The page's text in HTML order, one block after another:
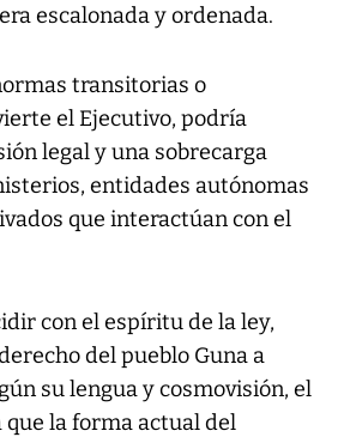
escalonada y ordenada.
transitorias o
el Ejecutivo, podría
legal y una sobrecarga
entidades autónomas
que interactúan con el
con el espíritu de la ley,
del pueblo Guna a
su lengua y cosmovisión, el
la forma actual del